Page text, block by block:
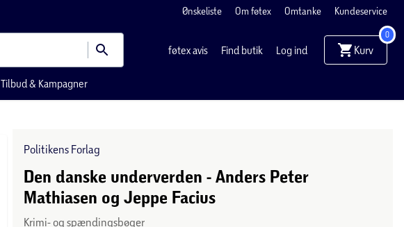
Ønskeliste Om føtex Omtanke Kundeservice
føtex avis Find butik Log ind Kurv
0
Tilbud & Kampagner
Politikens Forlag
Den danske underverden - Anders Peter
Mathiasen og Jeppe Facius
Krimi- og spændingsbøger